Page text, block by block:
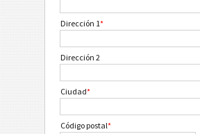
Dirección 1*
Dirección 2
Ciudad*
Código postal*